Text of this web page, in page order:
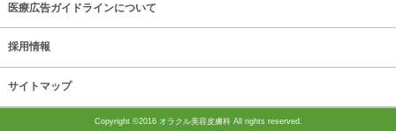
医療広告ガイドラインについて
採用情報
サイトマップ
Copyright ©2016 オラクル美容皮膚科 All rights reserved.